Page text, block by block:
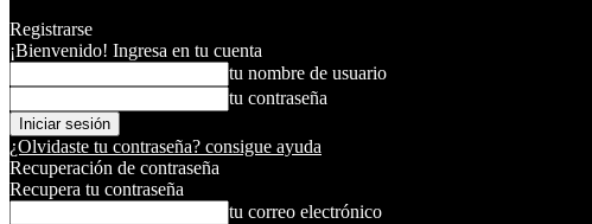
Registrarse
¡Bienvenido! Ingresa en tu cuenta
tu nombre de usuario
tu contraseña
¿Olvidaste tu contraseña? consigue ayuda
Recuperación de contraseña
Recupera tu contraseña
tu correo electrónico